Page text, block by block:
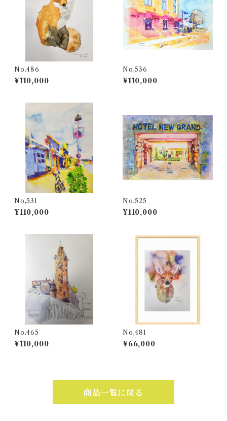
No.486
¥110,000
No,536
¥110,000
No,531
¥110,000
No,525
¥110,000
No,465
¥110,000
No,481
¥66,000
商品一覧に戻る